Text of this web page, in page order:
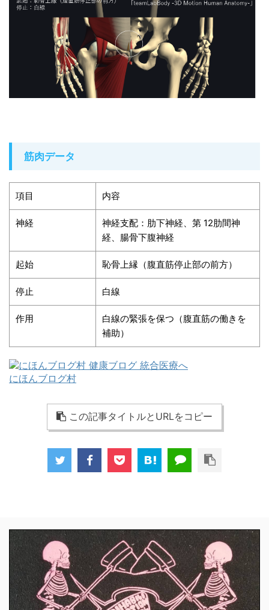
筋肉データ
項目 内容
神経
神経支配：肋下神経、第 12肋間神
経、腸骨下腹神経
起始 恥骨上縁（腹直筋停止部の前方）
停止 白線
作用
白線の緊張を保つ（腹直筋の働きを
補助）
にほんブログ村
この記事タイトルとURLをコピー